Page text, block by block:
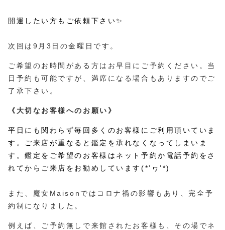
開運したい方もご依頼下さい✨
次回は9月3日の金曜日です。
ご希望のお時間がある方はお早目にご予約ください。当
日予約も可能ですが、満席になる場合もありますのでご
了承下さい。
《 大切なお客様へのお願い》
平日にも関わらず毎回多くのお客様にご利用頂いていま
す。ご来店が重なると鑑定を承れなくなってしまいま
す。鑑定をご希望のお客様はネット予約か電話予約をさ
れてからご来店をお勧めしています(*’ヮ’*)
また、魔女Maisonではコロナ禍の影響もあり、完全予
約制になりました。
例えば、ご予約無しで来館されたお客様も、その場でネ